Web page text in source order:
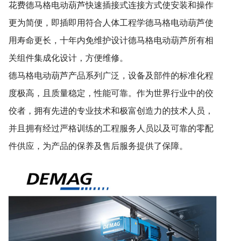
花费德马格电动葫芦快速插接式连接方式使安装和操作
更为简便，即插即用符合人体工程学德马格电动葫芦使
用寿命更长，十年内免维护设计德马格电动葫芦所有相
关组件集成化设计，方便维修。
德马格电动葫芦产品系列广泛，设备及部件的标准化程
度极高，且质量稳定，性能可靠。作为世界行业中的佼
佼者，拥有先进的专业技术和极富创造力的技术人员，
并且拥有经过严格训练的工程服务人员以及可靠的零配
件供应，为产品的保养及售后服务提供了保障。